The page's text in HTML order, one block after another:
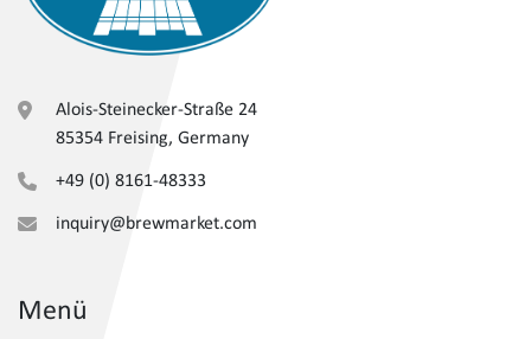
Alois-Steinecker-Straße 24
85354 Freising, Germany
+49 (0) 8161-48333
inquiry@brewmarket.com
Menü